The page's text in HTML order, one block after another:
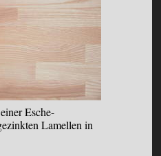
Esche-
Lamellen in